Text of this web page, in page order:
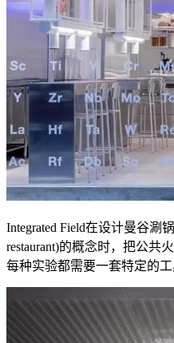
Integrated Field在设计曼谷涮
restaurant)的概念时，把公共
每种实验都需要一套特定的工